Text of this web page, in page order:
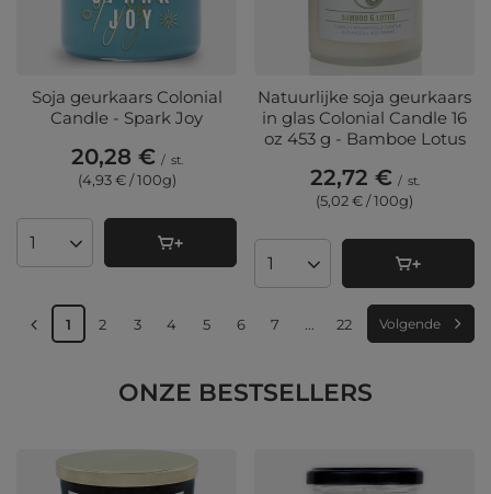
Soja geurkaars Colonial
Candle - Spark Joy
20,28 € / st.
(4,93 € / 100g)
Aantal producten
Natuurlijke soja geurkaars
in glas Colonial Candle 16
oz 453 g - Bamboe Lotus
22,72 € / st.
(5,02 € / 100g)
Aantal producten
1 2 3 4 5 6 7 ... 22 Volgende
ONZE BESTSELLERS